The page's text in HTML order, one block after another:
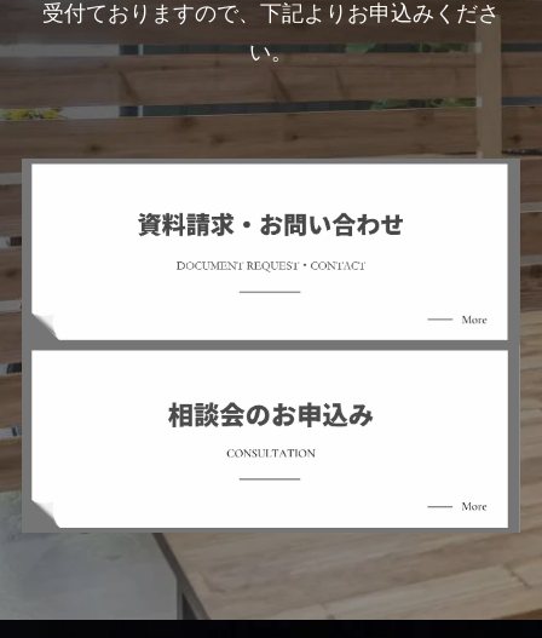
受付ておりますので、下記よりお申込みくださ
い。